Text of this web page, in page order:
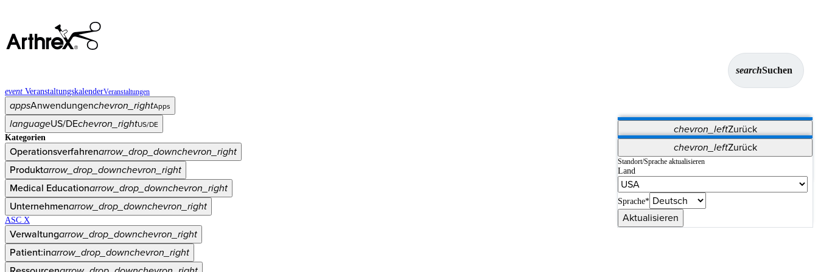
searchSuchen
event VeranstaltungskalenderVeranstaltungen
appsAnwendungenchevron_rightApps
chevron_leftZurück
Vet Systems OrthoPedia Patient
Supplier Portal
Synergy-Bildgebung und -Resektion
languageUS/DEchevron_rightUS/DE
chevron_leftZurück
Standort/Sprache aktualisieren
Land
Sprache*
Aktualisieren
Kategorien
Operationsverfahrenarrow_drop_downchevron_right
Produktarrow_drop_downchevron_right
Medical Educationarrow_drop_downchevron_right
Unternehmenarrow_drop_downchevron_right
ASC X
Verwaltungarrow_drop_downchevron_right
Patient:inarrow_drop_downchevron_right